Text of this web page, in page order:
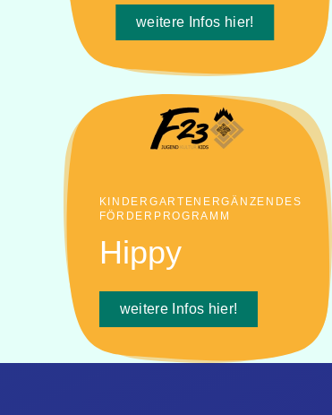
weitere Infos hier!
KINDERGARTENERGÄNZENDES
FÖRDERPROGRAMM
Hippy
weitere Infos hier!